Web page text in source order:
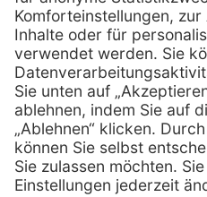
01 /
Telefax:01 /
E-Mail: info @
Services
Vorteile
Eigenmarke